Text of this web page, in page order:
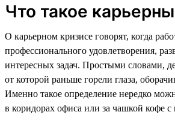
Что такое
О карьерном кризисе говорят, когда
профессионального удовлетворения,
интересных задач. Простыми словами,
от которой раньше горели глаза,
Именно такое определение нередко
в коридорах офиса или за чашкой кофе с